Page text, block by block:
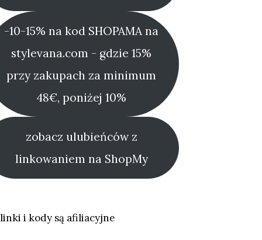
-10-15% na kod SHOPAMA na
stylevana.com - gdzie 15%
przy zakupach za minimum
48€, poniżej 10%
zobacz ulubieńców z
linkowaniem na ShopMy
i kody są afiliacyjne